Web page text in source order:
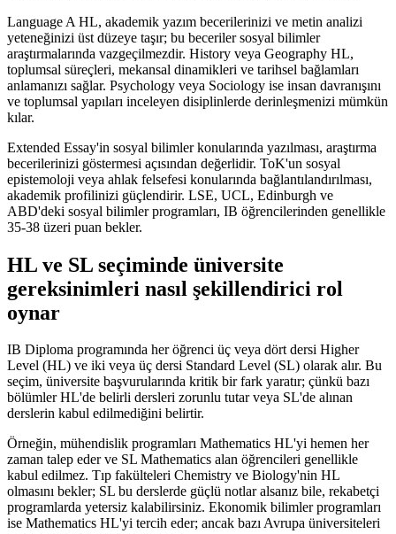
Language A HL, akademik yazım becerilerinizi ve metin analizi
yeteneğinizi üst düzeye taşır; bu beceriler sosyal bilimler
araştırmalarında vazgeçilmezdir. History veya Geography HL,
toplumsal süreçleri, mekansal dinamikleri ve tarihsel bağlamları
anlamanızı sağlar. Psychology veya Sociology ise insan davranışını
ve toplumsal yapıları inceleyen disiplinlerde derinleşmenizi mümkün
kılar.
Extended Essay'in sosyal bilimler konularında yazılması, araştırma
becerilerinizi göstermesi açısından değerlidir. ToK'un sosyal
epistemoloji veya ahlak felsefesi konularında bağlantılandırılması,
akademik profilinizi güçlendirir. LSE, UCL, Edinburgh ve
ABD'deki sosyal bilimler programları, IB öğrencilerinden genellikle
35-38 üzeri puan bekler.
HL ve SL seçiminde üniversite
gereksinimleri nasıl şekillendirici rol
oynar
IB Diploma programında her öğrenci üç veya dört dersi Higher
Level (HL) ve iki veya üç dersi Standard Level (SL) olarak alır. Bu
seçim, üniversite başvurularında kritik bir fark yaratır; çünkü bazı
bölümler HL'de belirli dersleri zorunlu tutar veya SL'de alınan
derslerin kabul edilmediğini belirtir.
Örneğin, mühendislik programları Mathematics HL'yi hemen her
zaman talep eder ve SL Mathematics alan öğrencileri genellikle
kabul edilmez. Tıp fakülteleri Chemistry ve Biology'nin HL
olmasını bekler; SL bu derslerde güçlü notlar alsanız bile, rekabetçi
programlarda yetersiz kalabilirsiniz. Ekonomik bilimler programları
ise Mathematics HL'yi tercih eder; ancak bazı Avrupa üniversiteleri